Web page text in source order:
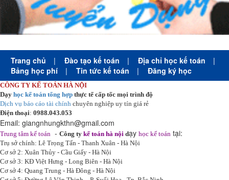
Trang chủ | Đào tạo kế toán | Địa chỉ học kế toán
|
Bảng học phí
| Tin tức kế toán | Đăng ký học
CÔNG TY KẾ TOÁN HÀ NỘI
Dạy học kế toán tổng hợp thực tế cấp tốc mọi trình độ
Dịch vụ báo cáo tài chính chuyên nghiệp uy tín giá rẻ
Điện thoại: 0988.043.053
Email: giangnhungkthn@gmail.com
Trung tâm kế toán - Công ty kế toán hà nội dạy học kế toán tại:
Trụ sở chính: Lê Trọng Tấn - Thanh Xuân - Hà Nội
Cơ sở 2: Xuân Thủy - Cầu Giấy - Hà Nội
Cơ sở 3: KĐ Việt Hưng - Long Biên - Hà Nội
Cơ sở 4: Quang Trung - Hà Đông - Hà Nội